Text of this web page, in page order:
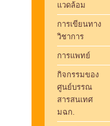
แวดล้อม
การเขียนทาง
วิชาการ
การแพทย์
กิจกรรมของ
ศูนย์บรรณ
สารสนเทศ
มฉก.